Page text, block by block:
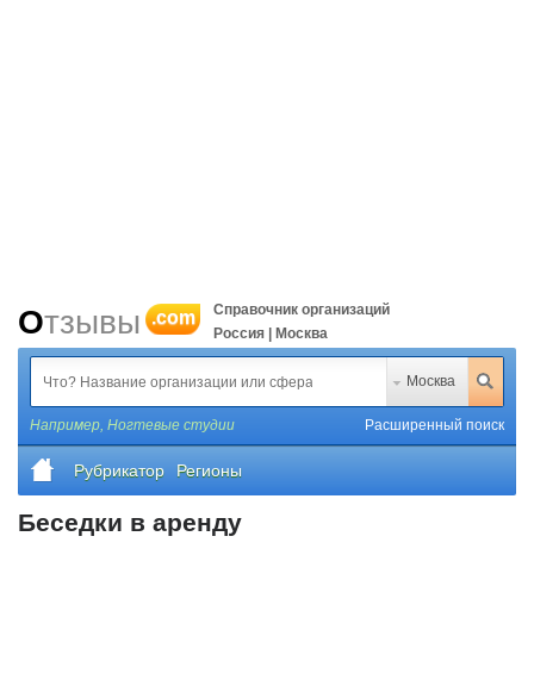
Отзывы .com
Справочник организаций
Россия | Москва
Москва
Например, Ногтевые студии Расширенный поиск
Рубрикатор Регионы
Беседки в аренду